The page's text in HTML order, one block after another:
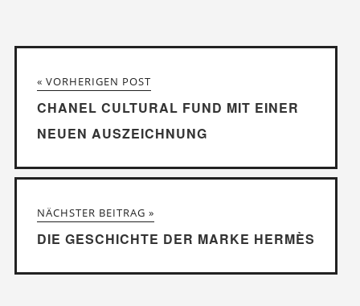
« VORHERIGEN POST
CHANEL CULTURAL FUND MIT EINER
NEUEN AUSZEICHNUNG
NÄCHSTER BEITRAG »
DIE GESCHICHTE DER MARKE HERMÈS